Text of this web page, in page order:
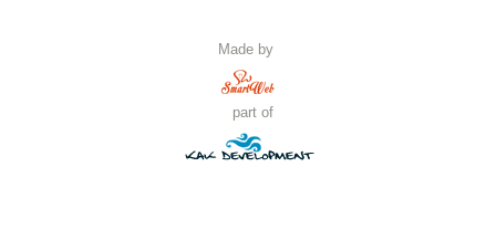
Расширенный поиск
Made by
part of